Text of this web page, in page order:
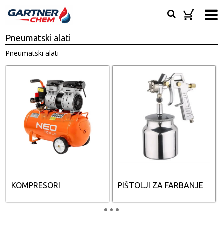
Pneumatski alati
Pneumatski alati
KOMPRESORI PIŠTOLJI ZA FARBANJE